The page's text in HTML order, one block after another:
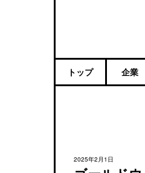
トップ 企業
2025年2月1日